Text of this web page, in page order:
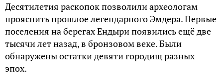
Десятилетия раскопок позволили археологам
прояснить прошлое легендарного Эмдера. Первые
поселения на берегах Ендыри появились ещё две
тысячи лет назад, в бронзовом веке. Были
обнаружены остатки девяти городищ разных
эпох.